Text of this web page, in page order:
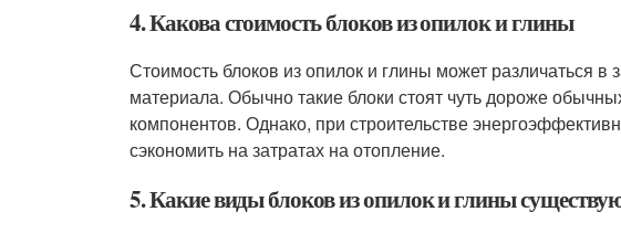
4. Какова стоимость блоков из опилок и глины
Стоимость блоков из опилок и глины может различаться в
материала. Обычно такие блоки стоят чуть дороже
компонентов. Однако, при строительстве
сэкономить на затратах на отопление.
5. Какие виды блоков из опилок и глины